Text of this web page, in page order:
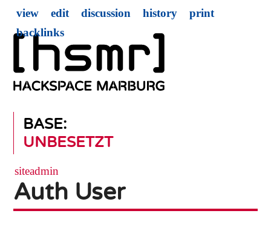
BASE:
UNBESETZT
view edit discussion history
print
backlinks
siteadmin
Auth User